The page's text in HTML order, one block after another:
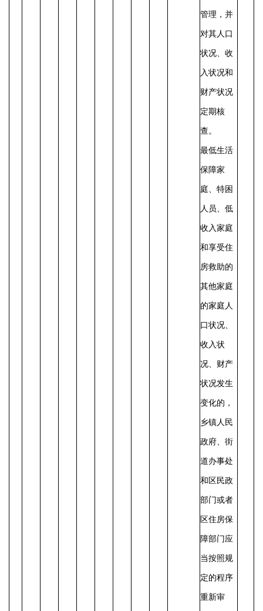
管理，并
对其人口
状况、收
入状况和
财产状况
定期核
查。
最低生活
保障家
庭、特困
人员、低
收入家庭
和享受住
房救助的
其他家庭
的家庭人
口状况、
收入状
况、财产
状况发生
变化的，
乡镇人民
政府、街
道办事处
和区民政
部门或者
区住房保
障部门应
当按照规
定的程序
重新审